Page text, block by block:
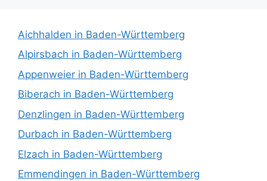
Aichhalden in Baden-Württemberg
Alpirsbach in Baden-Württemberg
Appenweier in Baden-Württemberg
Biberach in Baden-Württemberg
Denzlingen in Baden-Württemberg
Durbach in Baden-Württemberg
Elzach in Baden-Württemberg
Emmendingen in Baden-Württemberg